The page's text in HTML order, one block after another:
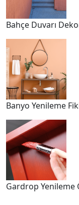
Bahçe Duvarı
Banyo Yenileme
Gardrop Yenileme